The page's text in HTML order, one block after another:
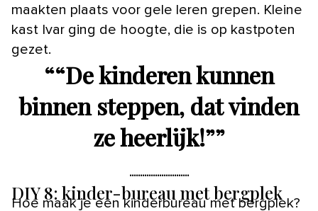
maakten plaats voor gele leren grepen. Kleine
kast Ivar ging de hoogte, die is op kastpoten
gezet.
““De kinderen kunnen
binnen steppen, dat vinden
ze heerlijk!””
DIY 8: kinder-bureau met bergplek
Hoe maak je een kinderbureau met bergplek?